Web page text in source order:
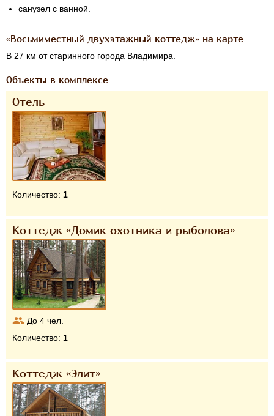
санузел с ванной.
«Восьмиместный двухэтажный коттедж» на карте
В 27 км от старинного города Владимира.
Объекты в комплексе
Отель
Количество: 1
Коттедж «Домик охотника и рыболова»
До 4 чел.
Количество: 1
Коттедж «Элит»